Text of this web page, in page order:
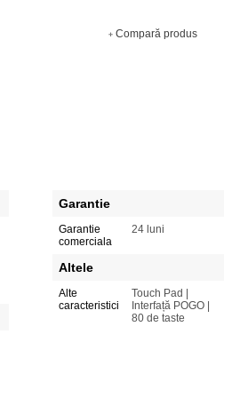
Compară produs
Garantie
Garantie
comerciala
24 luni
Altele
Alte
caracteristici
Touch Pad |
Interfață POGO |
80 de taste